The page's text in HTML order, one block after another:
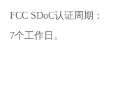
FCC SDoC认证周期：
7个工作日。